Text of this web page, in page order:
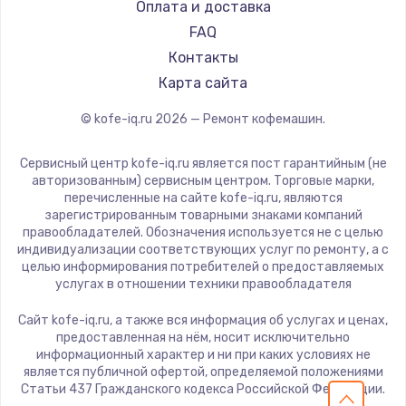
WMF
Nivona
Astoria
JVC
ROCKET MOZZAFIATO
Vivitek
Thomson
Hisense
DELTA
Tefal
RED solution
Bravilor Bonamat
Vard
Оплата и доставка
FAQ
Контакты
Карта сайта
© kofe-iq.ru 2026 — Ремонт кофемашин.
Сервисный центр kofe-iq.ru является пост гарантийным (не
авторизованным) сервисным центром. Торговые марки,
перечисленные на сайте kofe-iq.ru, являются
зарегистрированным товарными знаками компаний
правообладателей. Обозначения используется не с целью
индивидуализации соответствующих услуг по ремонту, а с
целью информирования потребителей о предоставляемых
услугах в отношении техники правообладателя
Сайт kofe-iq.ru, а также вся информация об услугах и ценах,
предоставленная на нём, носит исключительно
информационный характер и ни при каких условиях не
является публичной офертой, определяемой положениями
Статьи 437 Гражданского кодекса Российской Федерации.